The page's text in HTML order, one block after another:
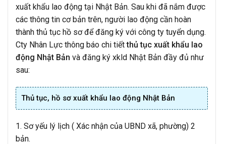
xuất khẩu lao động tại Nhật Bản. Sau khi đã nắm được
các thông tin cơ bản trên, người lao động cần hoàn
thành thủ tục hồ sơ để đăng ký với công ty tuyển dụng.
Cty Nhân Lực thông báo chi tiếtthủ tục xuất khẩu lao
động Nhật Bản và đăng ký xkld Nhật Bản đầy đủ như
sau:
Thủ tục, hồ sơ xuất khẩu lao động Nhật Bản
1. Sơ yếu lý lịch ( Xác nhận của UBND xã, phường) 2
bản.